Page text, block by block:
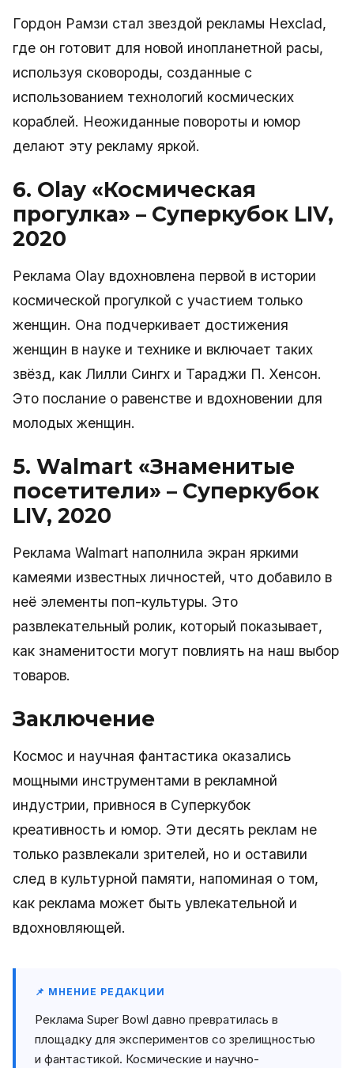
Гордон Рамзи стал звездой рекламы Hexclad,
где он готовит для новой инопланетной расы,
используя сковороды, созданные с
использованием технологий космических
кораблей. Неожиданные повороты и юмор
делают эту рекламу яркой.
6. Olay «Космическая
прогулка» – Суперкубок LIV,
2020
Реклама Olay вдохновлена первой в истории
космической прогулкой с участием только
женщин. Она подчеркивает достижения
женщин в науке и технике и включает таких
звёзд, как Лилли Сингх и Тараджи П. Хенсон.
Это послание о равенстве и вдохновении для
молодых женщин.
5. Walmart «Знаменитые
посетители» – Суперкубок
LIV, 2020
Реклама Walmart наполнила экран яркими
камеями известных личностей, что добавило в
неё элементы поп-культуры. Это
развлекательный ролик, который показывает,
как знаменитости могут повлиять на наш выбор
товаров.
Заключение
Космос и научная фантастика оказались
мощными инструментами в рекламной
индустрии, привнося в Суперкубок
креативность и юмор. Эти десять реклам не
только развлекали зрителей, но и оставили
след в культурной памяти, напоминая о том,
как реклама может быть увлекательной и
вдохновляющей.
📌 МНЕНИЕ РЕДАКЦИИ
Реклама Super Bowl давно превратилась в
площадку для экспериментов со зрелищностью
и фантастикой. Космические и научно-